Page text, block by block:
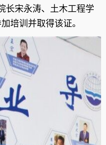
长宋永涛、土木工程学
培训并取得该证。